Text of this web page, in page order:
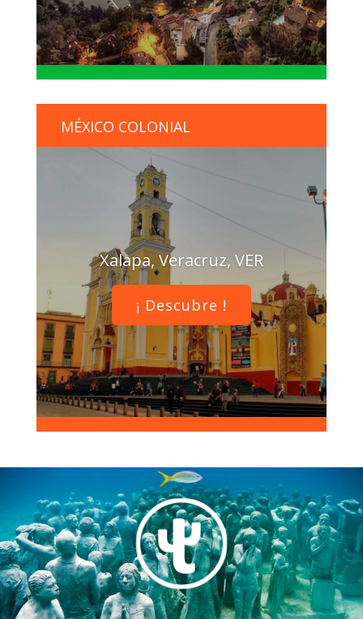
MÉXICO COLONIAL
Xalapa, Veracruz, VER
¡ Descubre !